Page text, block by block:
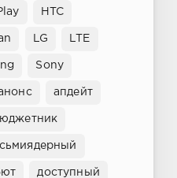
HTC
LG LTE
Sony
апдейт
доступный